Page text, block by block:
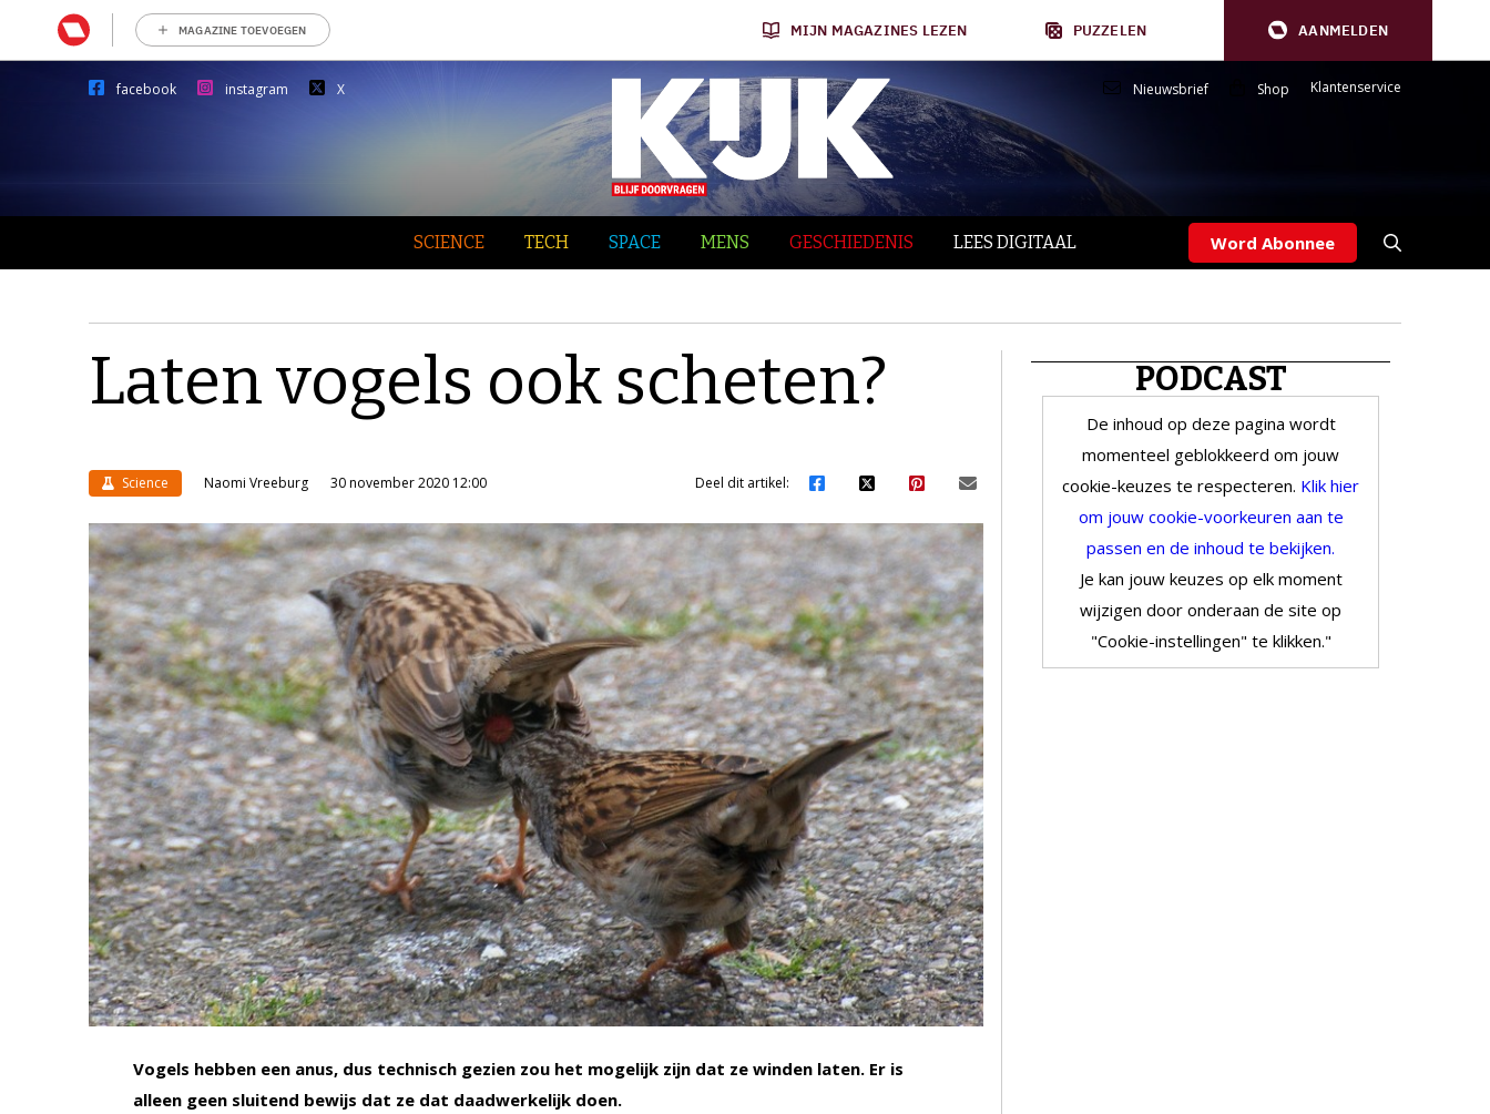
MAGAZINE TOEVOEGEN MIJN MAGAZINES LEZEN PUZZELEN AANMELDEN
facebook instagram X Nieuwsbrief Shop Klantenservice
SCIENCE TECH SPACE MENS GESCHIEDENIS LEES DIGITAAL Word Abonnee
Laten vogels ook scheten?
Science Naomi Vreeburg 30 november 2020 12:00 Deel dit artikel:
Vogels hebben een anus, dus technisch gezien zou het mogelijk zijn dat ze winden laten. Er is
alleen geen sluitend bewijs dat ze dat daadwerkelijk doen.
PODCAST
De inhoud op deze pagina wordt
momenteel geblokkeerd om jouw
cookie-keuzes te respecteren. Klik hier
om jouw cookie-voorkeuren aan te
passen en de inhoud te bekijken.
Je kan jouw keuzes op elk moment
wijzigen door onderaan de site op
"Cookie-instellingen" te klikken."